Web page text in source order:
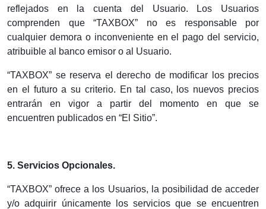
reflejados en la cuenta del Usuario. Los Usuarios
comprenden que “TAXBOX” no es responsable por
cualquier demora o inconveniente en el pago del servicio,
atribuible al banco emisor o al Usuario.
“TAXBOX” se reserva el derecho de modificar los precios
en el futuro a su criterio. En tal caso, los nuevos precios
entrarán en vigor a partir del momento en que se
encuentren publicados en “El Sitio”.
5. Servicios Opcionales.
“TAXBOX” ofrece a los Usuarios, la posibilidad de acceder
y/o adquirir únicamente los servicios que se encuentren